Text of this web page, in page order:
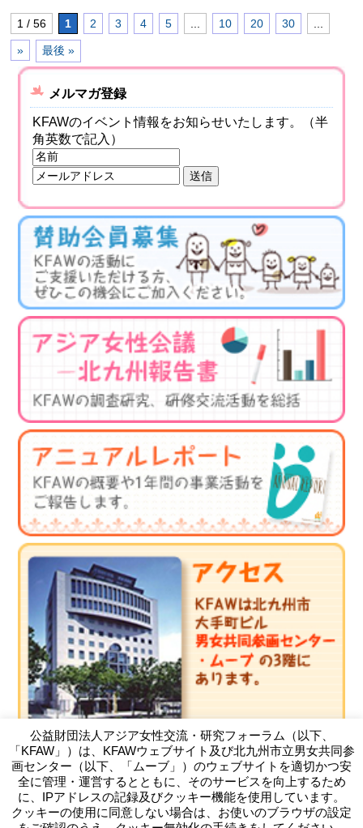
1 / 56 1 2 3 4 5 10 20 30
» 最後 »
メルマガ登録
KFAWのイベント情報をお知らせいたします。（半
角英数で記入）
（公財）アジア女性交流・研究フォーラム
Kitakyushu Forum on Asian Women
公益財団法人アジア女性交流・研究フォーラム（以下、
「KFAW」）は、KFAWウェブサイト及び北九州市立男女共同参
画センター（以下、「ムーブ」）のウェブサイトを適切かつ安
全に管理・運営するとともに、そのサービスを向上するため
に、IPアドレスの記録及びクッキー機能を使用しています。
クッキーの使用に同意しない場合は、お使いのブラウザの設定